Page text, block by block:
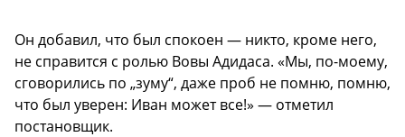
Он добавил, что был спокоен — никто, кроме него,
не справится с ролью Вовы Адидаса. «Мы, по-моему,
сговорились по „зуму“, даже проб не помню, помню,
что был уверен: Иван может все!» — отметил
постановщик.